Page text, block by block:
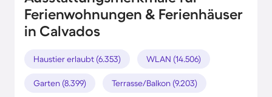
Ferienwohnungen & Ferienhäuser
in Calvados
Haustier erlaubt (6.353) WLAN (14.506)
Garten (8.399) Terrasse/Balkon (9.203)